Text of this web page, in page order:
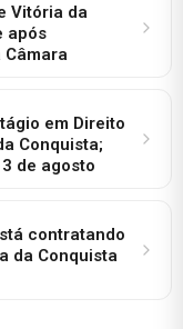
Vitória da
após
em Direito
Conquista;
de agosto
contratando
da Conquista